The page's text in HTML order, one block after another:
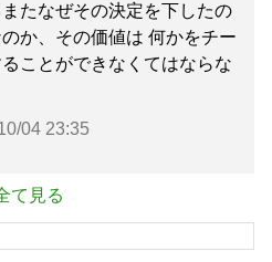
たなぜその決定を下したの
か、その価値は 何かをチー
ことができなくてはならな
04 23:35
て見る